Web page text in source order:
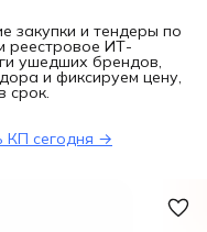
закупки и тендеры по
ИТ-
ушедших брендов,
и фиксируем цену,
срок.
КП сегодня →